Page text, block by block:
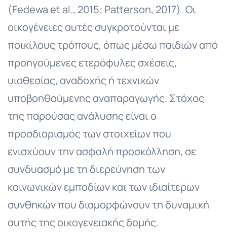
(Fedewa et al., 2015; Patterson, 2017). Οι
οικογένειες αυτές συγκροτούνται με
ποικίλους τρόπους, όπως μέσω παιδιών από
προηγούμενες ετερόφυλες σχέσεις,
υιοθεσίας, αναδοχής ή τεχνικών
υποβοηθούμενης αναπαραγωγής. Στόχος
της παρούσας ανάλυσης είναι ο
προσδιορισμός των στοιχείων που
ενισχύουν την ασφαλή προσκόλληση, σε
συνδυασμό με τη διερεύνηση των
κοινωνικών εμποδίων και των ιδιαίτερων
συνθηκών που διαμορφώνουν τη δυναμική
αυτής της οικογενειακής δομής.